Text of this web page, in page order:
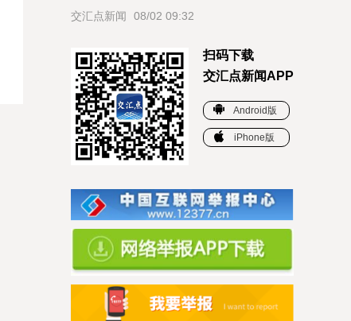
交汇点新闻 08/02 09:32
扫码下载
交汇点新闻APP
Android版
iPhone版